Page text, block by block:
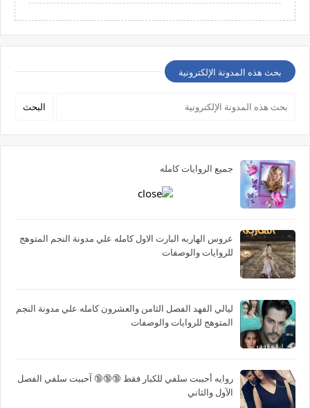
بحث هذه المدونة الإلكترونية
جميع الروايات كامله
عروس الهاربه البارت الاول كامله علي مدونة النجم المتوهج
للروايات والوصفات
ليالي الفهد الفصل الثامن والعشرون كامله علي مدونة النجم
المتوهج للروايات والوصفات
روايه أحببت سلفي للكبار فقط 🔞🔞🔞 آحببت سلفي الفصل
الآول والثاني